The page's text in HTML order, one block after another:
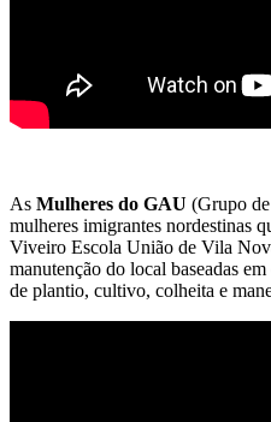
As Mulheres do GAU (Grupo
mulheres imigrantes nordestinas
Viveiro Escola União de Vila
manutenção do local baseadas
de plantio, cultivo, colheita e